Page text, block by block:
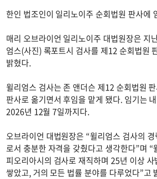
한인 법조인이 일리노이주 순회법원 판사에
매리 오브라이언 일리노이주 대법원장은 지
엄스(사진) 록포트시 검사를 제12 순회법원
밝혔다.
윌리엄스 검사는 존 앤더슨 제12 순회법원
판사로 옮기면서 후임을 맡게 됐다. 임기는
2026년 12월 7일까지다.
오브라이언 대법원장은 “윌리엄스 검사의
로서 충분한 자격을 갖췄다고 생각한다”며 “
피오리아시의 검사로 재직하며 25년 이상
쌓았고, 거의 모든 법률 분야를 다루었다”고